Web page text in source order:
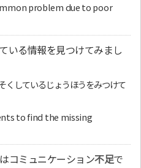
problem due to poor
いる情報を見つけてみまし
くしているじょうほうをみつけて
to find the missing
コミュニケーション不足で